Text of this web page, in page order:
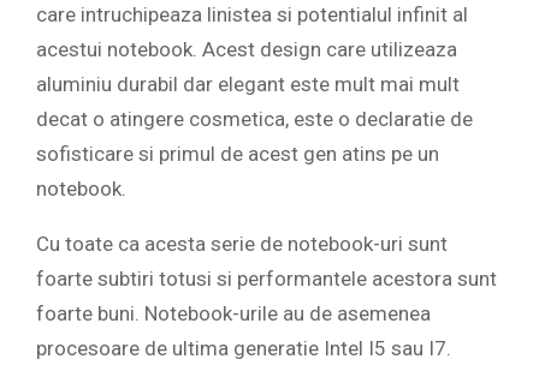
care intruchipeaza linistea si potentialul infinit al
acestui notebook. Acest design care utilizeaza
aluminiu durabil dar elegant este mult mai mult
decat o atingere cosmetica, este o declaratie de
sofisticare si primul de acest gen atins pe un
notebook.
Cu toate ca acesta serie de notebook-uri sunt
foarte subtiri totusi si performantele acestora sunt
foarte buni. Notebook-urile au de asemenea
procesoare de ultima generatie Intel I5 sau I7.